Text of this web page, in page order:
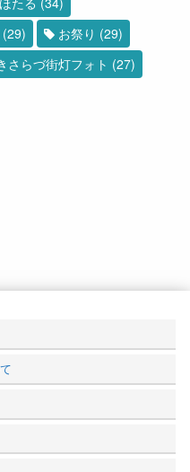
(29) お祭り (29)
さらづ街灯フォト (27)